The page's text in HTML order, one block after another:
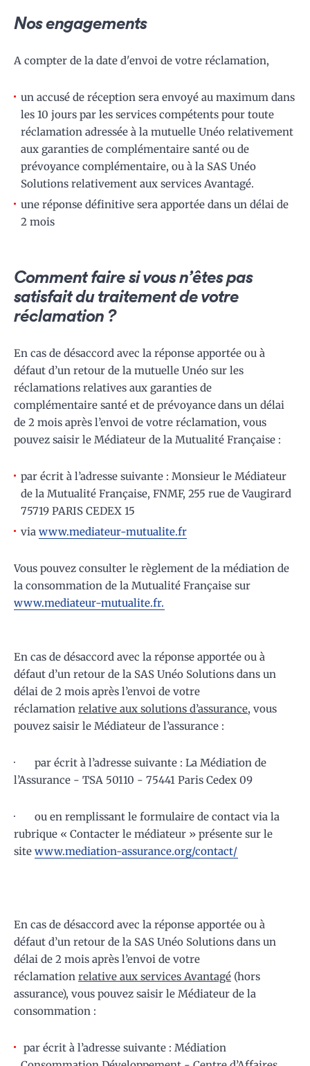
Nos engagements
A compter de la date d'envoi de votre réclamation,
un accusé de réception sera envoyé au maximum dans
les 10 jours par les services compétents pour toute
réclamation adressée à la mutuelle Unéo relativement
aux garanties de complémentaire santé ou de
prévoyance complémentaire, ou à la SAS Unéo
Solutions relativement aux services Avantagé.
une réponse définitive sera apportée dans un délai de
2 mois
Comment faire si vous n’êtes pas
satisfait du traitement de votre
réclamation ?
En cas de désaccord avec la réponse apportée ou à
défaut d’un retour de la mutuelle Unéo sur les
réclamations relatives aux garanties de
complémentaire santé et de prévoyancedans un délai
de 2 mois après l’envoi de votre réclamation, vous
pouvez saisir le Médiateur de la Mutualité Française :
par écrit à l’adresse suivante : Monsieur le Médiateur
de la Mutualité Française, FNMF, 255 rue de Vaugirard
75719 PARIS CEDEX 15
via www.mediateur-mutualite.fr
Vous pouvez consulter le règlement de la médiation de
la consommation de la Mutualité Française sur
www.mediateur-mutualite.fr.
En cas de désaccord avec la réponse apportée ou à
défaut d’un retour de la SAS Unéo Solutions dans un
délai de 2 mois après l’envoi de votre
réclamation relative aux solutions d’assurance, vous
pouvez saisir le Médiateur de l’assurance :
· par écrit à l’adresse suivante : La Médiation de
l’Assurance - TSA 50110 - 75441 Paris Cedex 09
· ou en remplissant le formulaire de contact via la
rubrique « Contacter le médiateur » présente sur le
site www.mediation-assurance.org/contact/
En cas de désaccord avec la réponse apportée ou à
défaut d’un retour de la SAS Unéo Solutions dans un
délai de 2 mois après l’envoi de votre
réclamation relative aux services Avantagé (hors
assurance), vous pouvez saisir le Médiateur de la
consommation :
par écrit à l’adresse suivante : Médiation